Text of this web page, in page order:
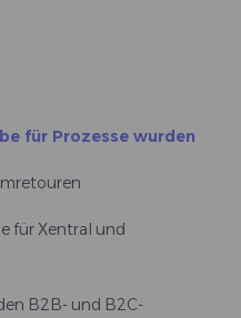
für Prozesse wurden
für Xentral und
B2B- und B2C-